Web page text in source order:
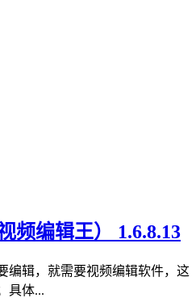
频编辑王） 1.6.8.13
编辑，就需要视频编辑软件，这
具体...